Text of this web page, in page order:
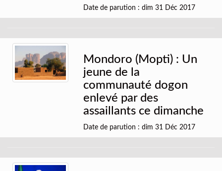
Date de parution : dim 31 Déc 2017
Mondoro (Mopti) : Un
jeune de la
communauté dogon
enlevé par des
assaillants ce dimanche
Date de parution : dim 31 Déc 2017